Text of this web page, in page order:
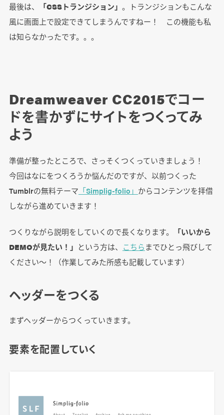
最後は、 「CSSトランジション」 。トランジションもこんな
風に画面上で設定できてしまうんですねー！ この機能も私
は知らなかったです。。。
Dreamweaver CC2015でコー
ドを書かずにサイトをつくってみ
よう
準備が整ったところで、さっそくつくっていきましょう！
今回はなにをつくろうか悩んだのですが、以前つくった
Tumblrの無料テーマ 「Simplig-folio」 からコンテンツを拝借
しながら進めていきます！
つくりながら説明をしていくので長くなります。
「いいから
DEMOが見たい！」 という方は、 こちらまでひとっ飛びして
ください～！（作業してみた所感も記載しています）
ヘッダーをつくる
まずヘッダーからつくっていきます。
要素を配置していく